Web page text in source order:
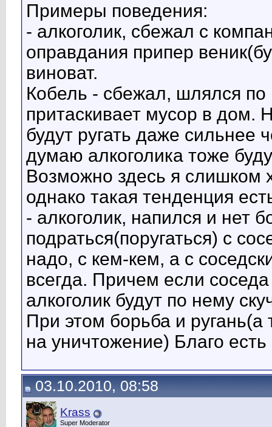
Примеры поведения:
- алкоголик, сбежал с
оправдания припер
виноват.
Кобель - сбежал, шлялся по
притаскивает мусор в дом.
будут ругать даже сильнее
думаю алкоголика тоже
Возможно здесь я слишком
однако такая тенденция
- алкоголик, напился и нет
подраться(поругаться) с
надо, с кем-кем, а с
всегда. Причем если
алкоголик будут по нему
При этом борьба и
на уничтожение) Благо
03.10.2010, 08:58
Krass
Super Moderator